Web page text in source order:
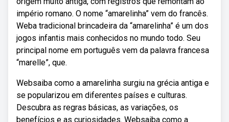
império romano. O nome “amarelinha” vem do francês.
Weba tradicional brincadeira da “amarelinha” é um dos
jogos infantis mais conhecidos no mundo todo. Seu
principal nome em português vem da palavra francesa
“marelle”, que.
Websaiba como a amarelinha surgiu na grécia antiga e
se popularizou em diferentes países e culturas.
Descubra as regras básicas, as variações, os
benefícios e as curiosidades. Websaiba como a